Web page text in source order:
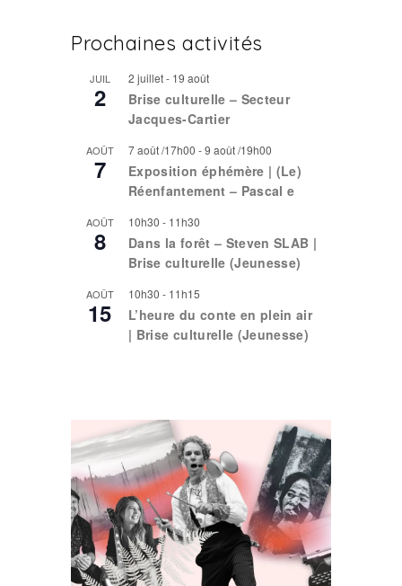
Prochaines activités
JUIL
2
2 juillet- 19 août
Brise culturelle – Secteur
Jacques-Cartier
AOÛT
7
7 août /17h00 -9 août /19h00
Exposition éphémère | (Le)
Réenfantement – Pascal e
AOÛT
8
10h30 - 11h30
Dans la forêt – Steven SLAB |
Brise culturelle (Jeunesse)
AOÛT
15
10h30 - 11h15
L’heure du conte en plein air
| Brise culturelle (Jeunesse)